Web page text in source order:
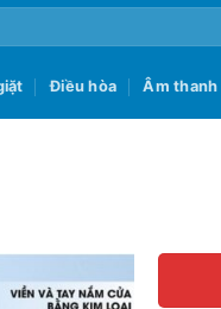
Điều hòa Âm thanh